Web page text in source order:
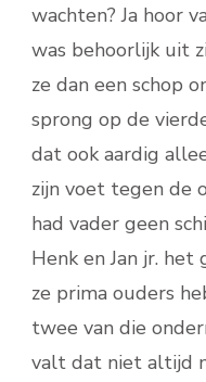
wachten? Ja hoor
was behoorlijk uit
ze dan een schop
sprong op de
dat ook aardig
zijn voet tegen de
had vader geen
Henk en Jan jr. het
ze prima ouders
twee van die
valt dat niet altijd